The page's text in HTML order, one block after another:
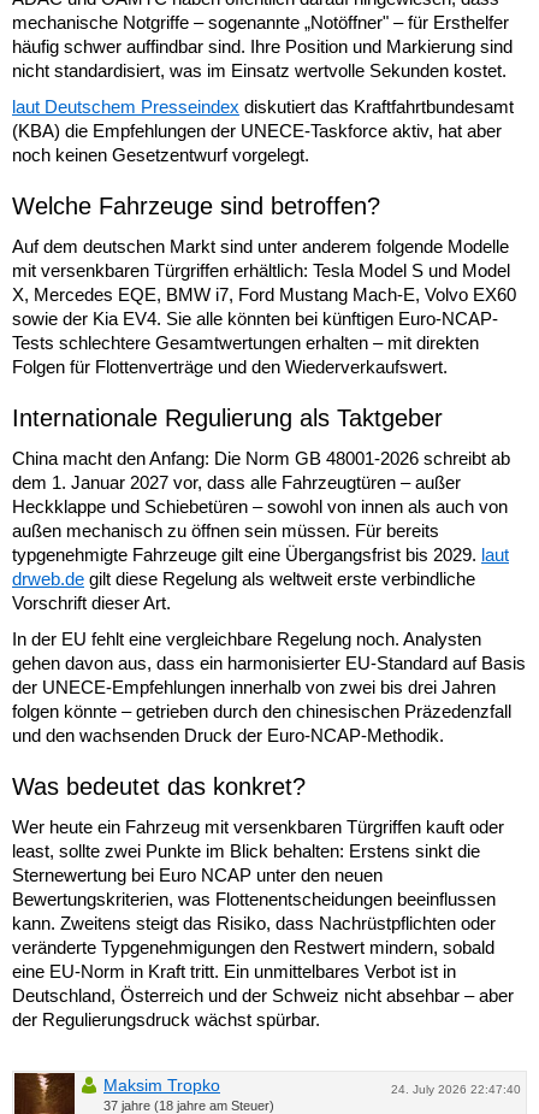
mechanische Notgriffe – sogenannte „Notöffner" – für Ersthelfer
häufig schwer auffindbar sind. Ihre Position und Markierung sind
nicht standardisiert, was im Einsatz wertvolle Sekunden kostet.
laut Deutschem Presseindex diskutiert das Kraftfahrtbundesamt
(KBA) die Empfehlungen der UNECE-Taskforce aktiv, hat aber
noch keinen Gesetzentwurf vorgelegt.
Welche Fahrzeuge sind betroffen?
Auf dem deutschen Markt sind unter anderem folgende Modelle
mit versenkbaren Türgriffen erhältlich: Tesla Model S und Model
X, Mercedes EQE, BMW i7, Ford Mustang Mach-E, Volvo EX60
sowie der Kia EV4. Sie alle könnten bei künftigen Euro-NCAP-
Tests schlechtere Gesamtwertungen erhalten – mit direkten
Folgen für Flottenverträge und den Wiederverkaufswert.
Internationale Regulierung als Taktgeber
China macht den Anfang: Die Norm GB 48001-2026 schreibt ab
dem 1. Januar 2027 vor, dass alle Fahrzeugtüren – außer
Heckklappe und Schiebetüren – sowohl von innen als auch von
außen mechanisch zu öffnen sein müssen. Für bereits
typgenehmigte Fahrzeuge gilt eine Übergangsfrist bis 2029. laut
drweb.de gilt diese Regelung als weltweit erste verbindliche
Vorschrift dieser Art.
In der EU fehlt eine vergleichbare Regelung noch. Analysten
gehen davon aus, dass ein harmonisierter EU-Standard auf Basis
der UNECE-Empfehlungen innerhalb von zwei bis drei Jahren
folgen könnte – getrieben durch den chinesischen Präzedenzfall
und den wachsenden Druck der Euro-NCAP-Methodik.
Was bedeutet das konkret?
Wer heute ein Fahrzeug mit versenkbaren Türgriffen kauft oder
least, sollte zwei Punkte im Blick behalten: Erstens sinkt die
Sternewertung bei Euro NCAP unter den neuen
Bewertungskriterien, was Flottenentscheidungen beeinflussen
kann. Zweitens steigt das Risiko, dass Nachrüstpflichten oder
veränderte Typgenehmigungen den Restwert mindern, sobald
eine EU-Norm in Kraft tritt. Ein unmittelbares Verbot ist in
Deutschland, Österreich und der Schweiz nicht absehbar – aber
der Regulierungsdruck wächst spürbar.
24. July 2026 22:47:40
Maksim Tropko
37 jahre (18 jahre am Steuer)